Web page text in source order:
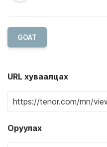
GOAT
URL хуваалцах
Оруулах